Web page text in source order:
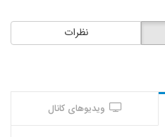
نظرات
ویدیوهای کانال